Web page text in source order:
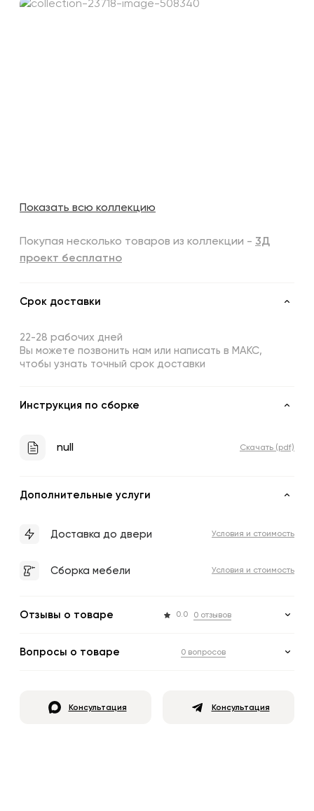
Показать всю коллекцию
Покупая несколько товаров из коллекции - 3Д
проект бесплатно
Срок доставки
22-28 рабочих дней
Вы можете позвонить нам или написать в МАКС,
чтобы узнать точный срок доставки
Инструкция по сборке
null Скачать (pdf)
Дополнительные услуги
Доставка до двери Условия и стоимость
Сборка мебели Условия и стоимость
Отзывы о товаре 0.0 0 отзывов
Вопросы о товаре 0 вопросов
Консультация Консультация